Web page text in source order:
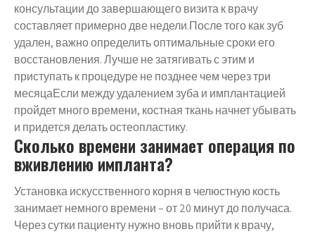
консультации до завершающего визита к врачу
составляет примерно две недели.После того как зуб
удален, важно определить оптимальные сроки его
восстановления. Лучше не затягивать с этим и
приступать к процедуре не позднее чем через три
месяцаЕсли между удалением зуба и имплантацией
пройдет много времени, костная ткань начнет убывать
и придется делать остеопластику.
Сколько времени занимает операция по
вживлению импланта?
Установка искусственного корня в челюстную кость
занимает немного времени – от 20 минут до получаса.
Через сутки пациенту нужно вновь прийти к врачу,